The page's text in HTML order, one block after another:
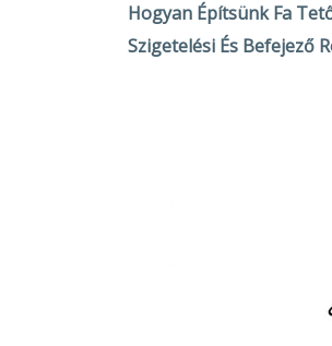
Hogyan Építsünk Fa
Szigetelési És Befejező